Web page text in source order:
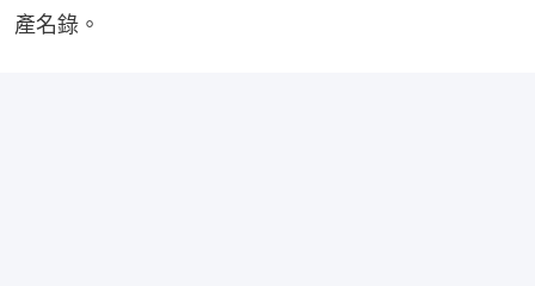
產名錄。